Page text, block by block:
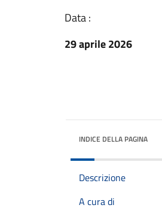
Data :
29 aprile 2026
INDICE DELLA PAGINA
Descrizione
A cura di